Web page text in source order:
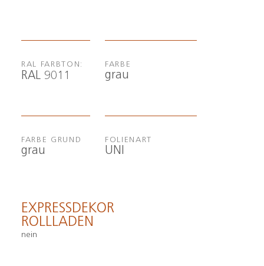
RAL FARBTON:
RAL 9011
FARBE GRUND
grau
FARBE
grau
FOLIENART
UNI
EXPRESSDEKOR
ROLLLADEN
nein